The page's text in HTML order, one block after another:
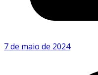
7 de maio de 2024